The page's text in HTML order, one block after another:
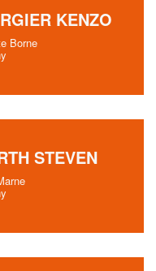
KENZO
Borne
STEVEN